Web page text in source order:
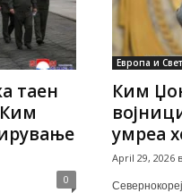
таен
Ким
0
Европа и Свет
Ким
умреа
April 29, 2026